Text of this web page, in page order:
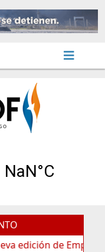
Emprender TDF